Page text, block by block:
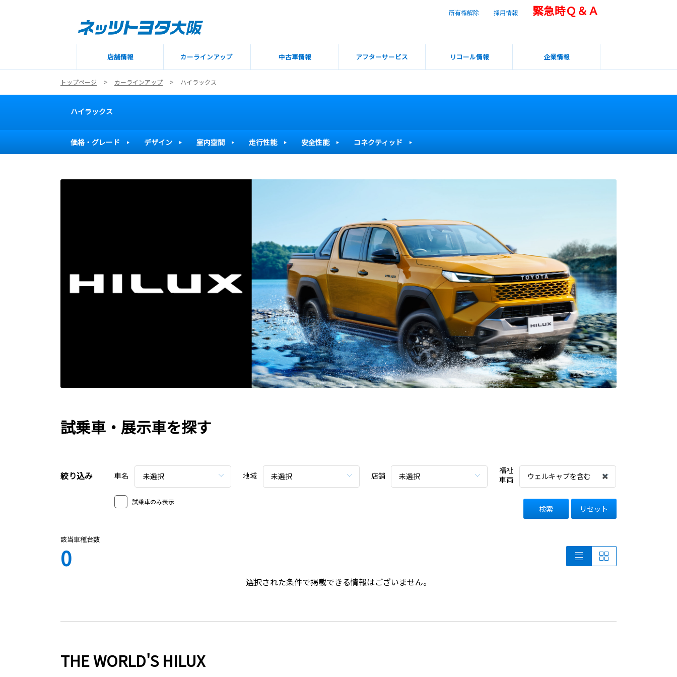
店舗情報 カーラインアップ 中古車情報 アフターサービス リコール情報 企業情報
所有権解除 採用情報 緊急時Ｑ＆Ａ
トップページ カーラインアップ ハイラックス
ハイラックス
価格・グレード デザイン 室内空間 走行性能 安全性能 コネクティッド
試乗車・展示車を探す
絞り込み 車名 未選択 地域 未選択 店舗 未選択
福祉
車両
ウェルキャブを含む
試乗車のみ表示
検索 リセット
該当車種台数
0
選択された条件で掲載できる情報はございません。
THE WORLD'S HILUX